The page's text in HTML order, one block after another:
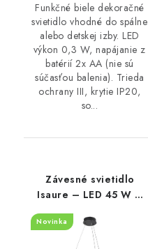
Funkčné biele dekoračné
svietidlo vhodné do spálne
alebo detskej izby. LED
výkon 0,3 W, napájanie z
batérií 2x AA (nie sú
súčasťou balenia). Trieda
ochrany III, krytie IP20,
so...
Závesné svietidlo
Isaure – LED 45 W –
Novinka